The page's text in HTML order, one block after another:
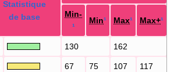
Statistique
de base
Min-
¹
Min¹ Max¹ Max+¹
130 162
67 75 107 117